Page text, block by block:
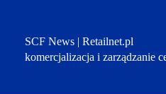
SCF News | Retailnet.pl
komercjalizacja i zarządzanie